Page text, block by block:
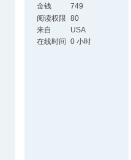
金钱
749
阅读权限 80
来自
USA
在线时间
0 小时